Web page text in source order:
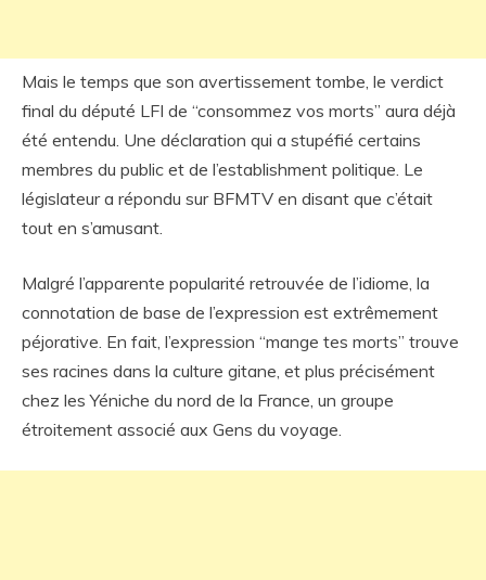
Mais le temps que son avertissement tombe, le verdict
final du député LFI de “consommez vos morts” aura déjà
été entendu. Une déclaration qui a stupéfié certains
membres du public et de l’establishment politique. Le
législateur a répondu sur BFMTV en disant que c’était
tout en s’amusant.
Malgré l’apparente popularité retrouvée de l’idiome, la
connotation de base de l’expression est extrêmement
péjorative. En fait, l’expression “mange tes morts” trouve
ses racines dans la culture gitane, et plus précisément
chez les Yéniche du nord de la France, un groupe
étroitement associé aux Gens du voyage.